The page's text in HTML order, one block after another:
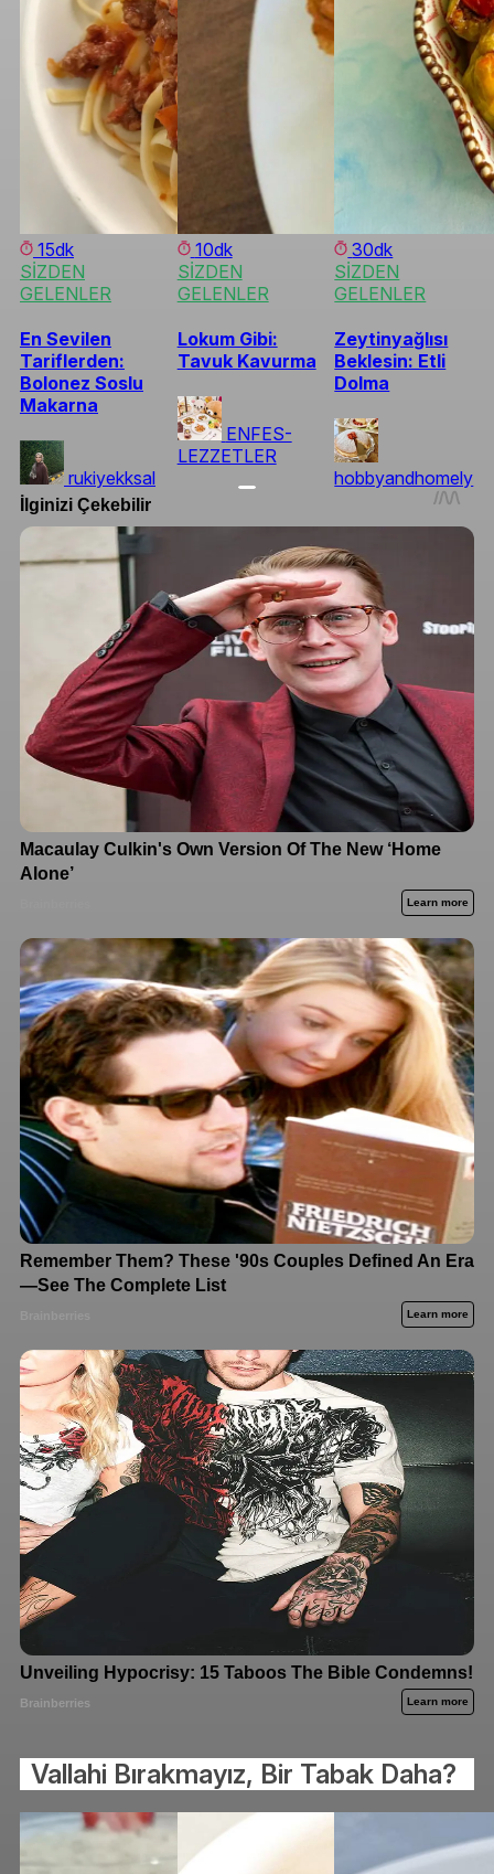
15dk
SİZDEN
GELENLER
En Sevilen
Tariflerden:
Bolonez Soslu
Makarna
rukiyekksal
10dk
SİZDEN
GELENLER
Lokum Gibi:
Tavuk Kavurma
ENFES-
LEZZETLER
30dk
SİZDEN
GELENLER
Zeytinyağlısı
Beklesin: Etli
Dolma
hobbyandhomely
Vallahi Bırakmayız, Bir Tabak Daha?